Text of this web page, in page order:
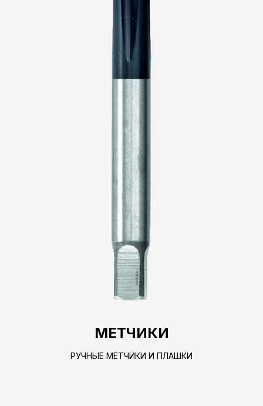
МЕТЧИКИ
РУЧНЫЕ МЕТЧИКИ И ПЛАШКИ